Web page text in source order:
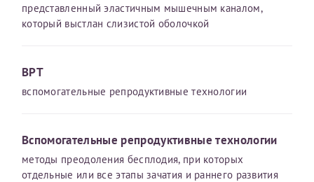
представленный эластичным мышечным каналом,
который выстлан слизистой оболочкой
ВРТ
вспомогательные репродуктивные технологии
Вспомогательные репродуктивные технологии
методы преодоления бесплодия, при которых
отдельные или все этапы зачатия и раннего развития